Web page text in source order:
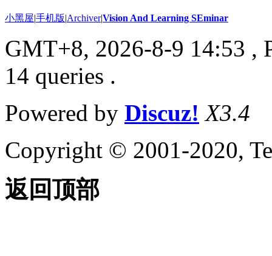
小黑屋|手机版|Archiver|Vision And Learning SEminar
GMT+8, 2026-8-9 14:53 ,
14 queries .
Powered by Discuz! X3.4
Copyright © 2001-2020,
返回顶部